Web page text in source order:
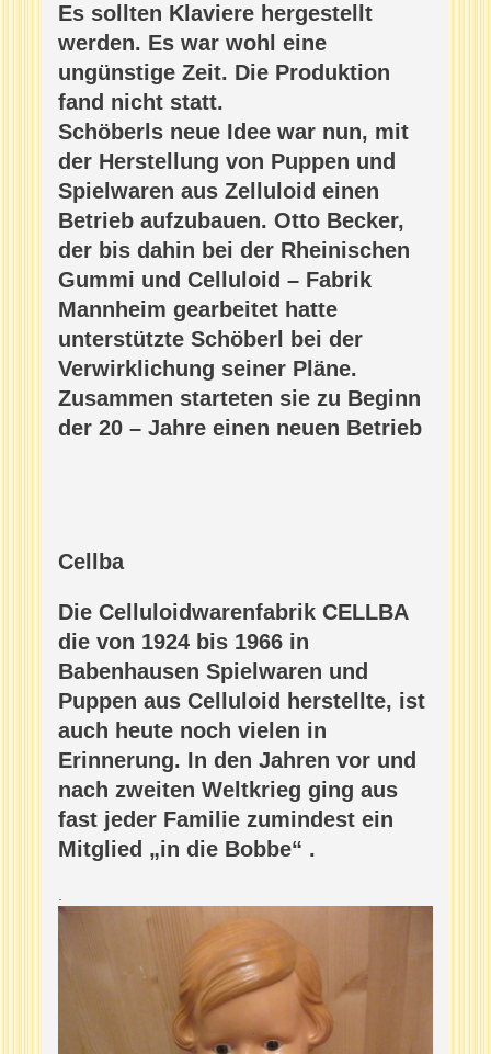
Es sollten Klaviere hergestellt
werden. Es war wohl eine
ungünstige Zeit. Die Produktion
fand nicht statt.
Schöberls neue Idee war nun, mit
der Herstellung von Puppen und
Spielwaren aus Zelluloid einen
Betrieb aufzubauen. Otto Becker,
der bis dahin bei der Rheinischen
Gummi und Celluloid – Fabrik
Mannheim gearbeitet hatte
unterstützte Schöberl bei der
Verwirklichung seiner Pläne.
Zusammen starteten sie zu Beginn
der 20 – Jahre einen neuen Betrieb
Cellba
Die Celluloidwarenfabrik CELLBA
die von 1924 bis 1966 in
Babenhausen Spielwaren und
Puppen aus Celluloid herstellte, ist
auch heute noch vielen in
Erinnerung. In den Jahren vor und
nach zweiten Weltkrieg ging aus
fast jeder Familie zumindest ein
Mitglied „in die Bobbe“ .